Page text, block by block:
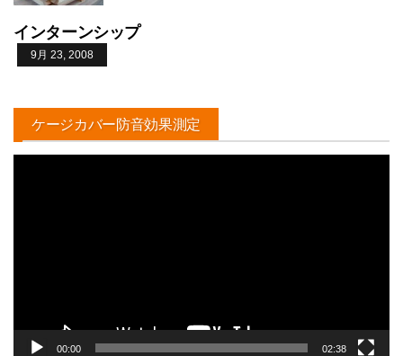
インターンシップ
9月 23, 2008
ケージカバー防音効果測定
00:00 02:38